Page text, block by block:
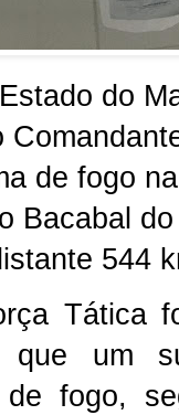
do
de fogo
Bacabal
544
Tática
que um
fogo,